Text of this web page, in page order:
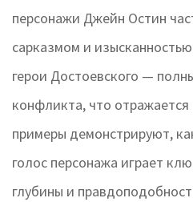
персонажи Джейн Остин
сарказмом и
герои Достоевского —
конфликта, что отражается
примеры демонстрируют,
голос персонажа играет
глубины и